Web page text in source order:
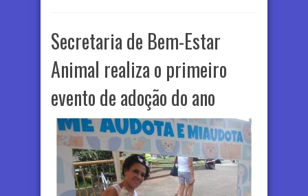
Secretaria de Bem-Estar
Animal realiza o primeiro
evento de adoção do ano